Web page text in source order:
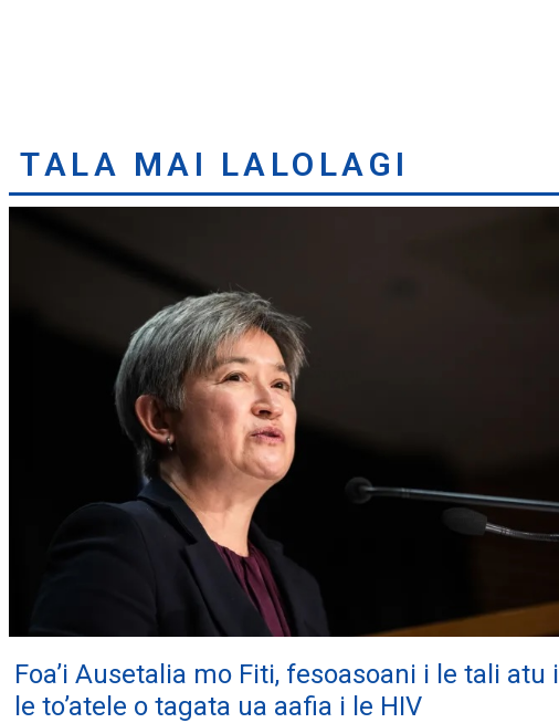
TALA MAI LALOLAGI
Foa’i Ausetalia mo Fiti, fesoasoani i le tali atu i
le to’atele o tagata ua aafia i le HIV